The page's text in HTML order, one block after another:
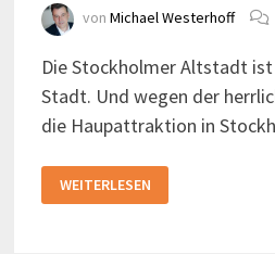
von Michael Westerhoff
Die Stockholmer Altstadt
Stadt. Und wegen der
die Haupattraktion in
STAN
–
WEITERLESEN